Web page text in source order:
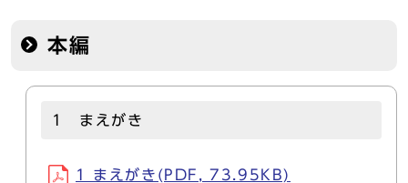
本編
1 まえがき
1 まえがき(PDF, 73.95KB)